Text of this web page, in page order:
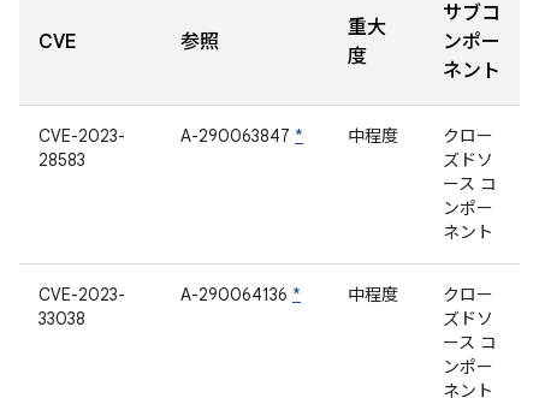
CVE 参照
重大
度
サブコ
ンポー
ネント
CVE-2023-
28583
A-290063847 * 中程度
クロー
ズドソ
ース コ
ンポー
ネント
CVE-2023-
33038
A-290064136 * 中程度
クロー
ズドソ
ース コ
ンポー
ネント